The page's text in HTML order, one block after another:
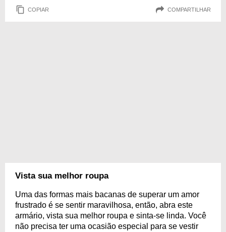
COPIAR COMPARTILHAR
Vista sua melhor roupa
Uma das formas mais bacanas de superar um amor
frustrado é se sentir maravilhosa, então, abra este
armário, vista sua melhor roupa e sinta-se linda. Você
não precisa ter uma ocasião especial para se vestir